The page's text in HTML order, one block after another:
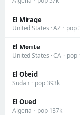
El Mirage
United States · AZ · pop
El Monte
United States · CA · pop
El Obeid
Sudan · pop 393k
El Oued
Algeria · pop 187k